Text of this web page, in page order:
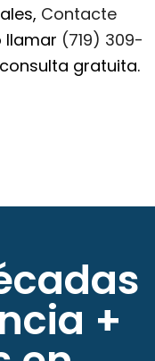
Contacte
llamar (719) 309-
gratuita.
+